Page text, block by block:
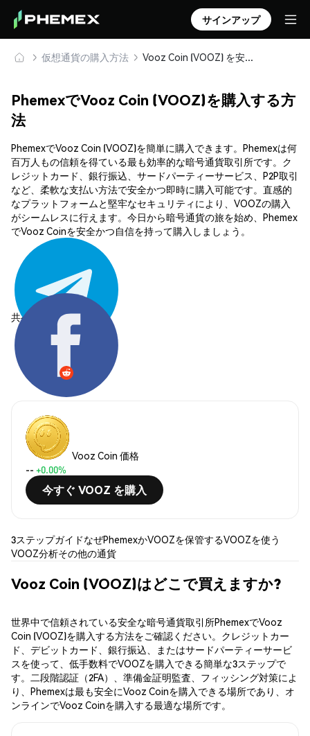
サインアップ
仮想通貨の購入方法 Vooz Coin (VOOZ) を安全に購入・保管
PhemexでVooz Coin (VOOZ)を購入する方
法
PhemexでVooz Coin (VOOZ)を簡単に購入できます。Phemexは何
百万人もの信頼を得ている最も効率的な暗号通貨取引所です。ク
レジットカード、銀行振込、サードパーティーサービス、P2P取引
など、柔軟な支払い方法で安全かつ即時に購入可能です。直感的
なプラットフォームと堅牢なセキュリティにより、VOOZの購入
がシームレスに行えます。今日から暗号通貨の旅を始め、Phemex
でVooz Coinを安全かつ自信を持って購入しましょう。
共有する:
Vooz Coin 価格
-- +0.00%
今すぐ VOOZ を購入
3ステップガイドなぜPhemexかVOOZを保管するVOOZを使う
VOOZ分析その他の通貨
Vooz Coin (VOOZ)はどこで買えますか?
世界中で信頼されている安全な暗号通貨取引所PhemexでVooz
Coin (VOOZ)を購入する方法をご確認ください。クレジットカー
ド、デビットカード、銀行振込、またはサードパーティーサービ
スを使って、低手数料でVOOZを購入できる簡単な3ステップで
す。二段階認証（2FA）、準備金証明監査、フィッシング対策によ
り、Phemexは最も安全にVooz Coinを購入できる場所であり、オ
ンラインでVooz Coinを購入する最適な場所です。